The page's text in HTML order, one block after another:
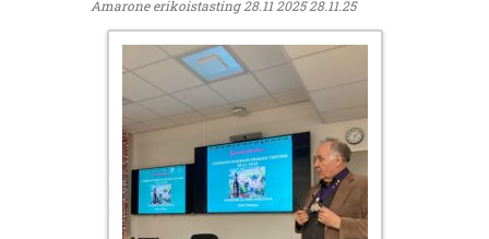
Amarone erikoistasting 28.11 2025 28.11.25